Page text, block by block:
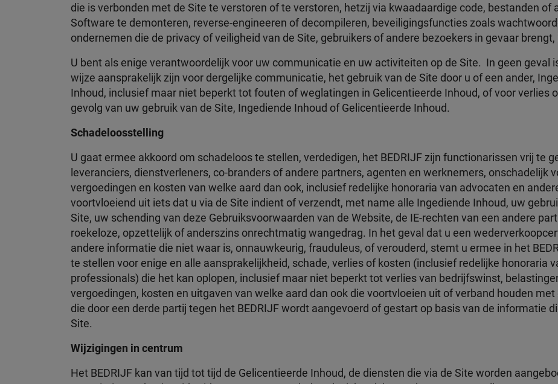
die is verbonden met de Site te verstoren of te verstoren, hetzij via kwaadaardige code, bestanden of
Software te demonteren, reverse-engineeren of decompileren, beveiligingsfuncties zoals
ondernemen die de privacy of veiligheid van de Site, gebruikers of andere bezoekers in gevaar
U bent als enige verantwoordelijk voor uw communicatie en uw activiteiten op de Site. In geen geval
wijze aansprakelijk zijn voor dergelijke communicatie, het gebruik van de Site door u of een ander,
Inhoud, inclusief maar niet beperkt tot fouten of weglatingen in Gelicentieerde Inhoud, of voor verlies
gevolg van uw gebruik van de Site, Ingediende Inhoud of Gelicentieerde Inhoud.
Schadeloosstelling
U gaat ermee akkoord om schadeloos te stellen, verdedigen, het BEDRIJF zijn functionarissen vrij te
leveranciers, dienstverleners, co-branders of andere partners, agenten en werknemers, onschadelijk
vergoedingen en kosten van welke aard dan ook, inclusief redelijke honoraria van advocaten en
voortvloeiend uit iets dat u via de Site indient of verzendt, met name alle Ingediende Inhoud, uw
Site, uw schending van deze Gebruiksvoorwaarden van de Website, de IE-rechten van een andere
roekeloze, opzettelijk of anderszins onrechtmatig wangedrag. In het geval dat u een
andere informatie die niet waar is, onnauwkeurig, frauduleus, of verouderd, stemt u ermee in het
te stellen voor enige en alle aansprakelijkheid, schade, verlies of kosten (inclusief redelijke honoraria
professionals) die het kan oplopen, inclusief maar niet beperkt tot verlies van bedrijfswinst,
vergoedingen, kosten en uitgaven van welke aard dan ook die voortvloeien uit of verband houden
die door een derde partij tegen het BEDRIJF wordt aangevoerd of gestart op basis van de informatie
Site.
Wijzigingen in centrum
Het BEDRIJF kan van tijd tot tijd de Gelicentieerde Inhoud, de diensten die via de Site worden